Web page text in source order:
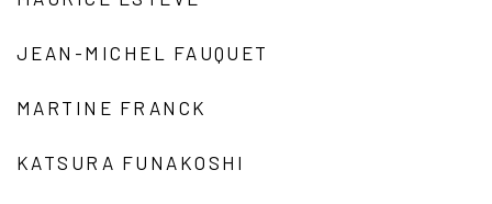
JEAN-MICHEL FAUQUET
MARTINE FRANCK
KATSURA FUNAKOSHI